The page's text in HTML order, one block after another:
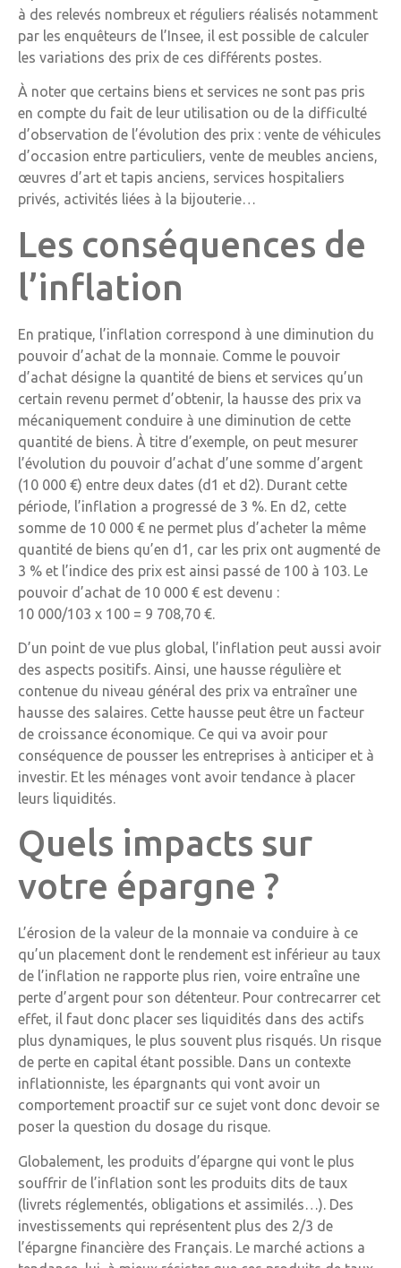
à des relevés nombreux et réguliers réalisés notamment
par les enquêteurs de l’Insee, il est possible de calculer
les variations des prix de ces différents postes.
À noter que certains biens et services ne sont pas pris
en compte du fait de leur utilisation ou de la difficulté
d’observation de l’évolution des prix : vente de véhicules
d’occasion entre particuliers, vente de meubles anciens,
œuvres d’art et tapis anciens, services hospitaliers
privés, activités liées à la bijouterie…
Les conséquences de
l’inflation
En pratique, l’inflation correspond à une diminution du
pouvoir d’achat de la monnaie. Comme le pouvoir
d’achat désigne la quantité de biens et services qu’un
certain revenu permet d’obtenir, la hausse des prix va
mécaniquement conduire à une diminution de cette
quantité de biens. À titre d’exemple, on peut mesurer
l’évolution du pouvoir d’achat d’une somme d’argent
(10 000 €) entre deux dates (d1 et d2). Durant cette
période, l’inflation a progressé de 3 %. En d2, cette
somme de 10 000 € ne permet plus d’acheter la même
quantité de biens qu’en d1, car les prix ont augmenté de
3 % et l’indice des prix est ainsi passé de 100 à 103. Le
pouvoir d’achat de 10 000 € est devenu :
10 000/103 x 100 = 9 708,70 €.
D’un point de vue plus global, l’inflation peut aussi avoir
des aspects positifs. Ainsi, une hausse régulière et
contenue du niveau général des prix va entraîner une
hausse des salaires. Cette hausse peut être un facteur
de croissance économique. Ce qui va avoir pour
conséquence de pousser les entreprises à anticiper et à
investir. Et les ménages vont avoir tendance à placer
leurs liquidités.
Quels impacts sur
votre épargne ?
L’érosion de la valeur de la monnaie va conduire à ce
qu’un placement dont le rendement est inférieur au taux
de l’inflation ne rapporte plus rien, voire entraîne une
perte d’argent pour son détenteur. Pour contrecarrer cet
effet, il faut donc placer ses liquidités dans des actifs
plus dynamiques, le plus souvent plus risqués. Un risque
de perte en capital étant possible. Dans un contexte
inflationniste, les épargnants qui vont avoir un
comportement proactif sur ce sujet vont donc devoir se
poser la question du dosage du risque.
Globalement, les produits d’épargne qui vont le plus
souffrir de l’inflation sont les produits dits de taux
(livrets réglementés, obligations et assimilés…). Des
investissements qui représentent plus des 2/3 de
l’épargne financière des Français. Le marché actions a